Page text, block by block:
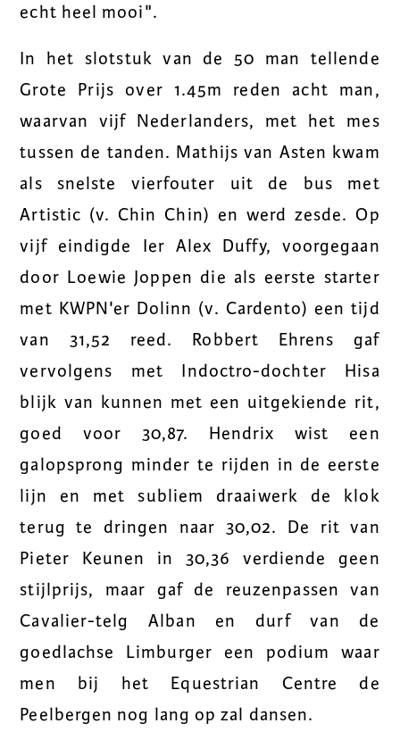
echt heel mooi".
In het slotstuk van de 50 man tellende
Grote Prijs over 1.45m reden acht man,
waarvan vijf Nederlanders, met het mes
tussen de tanden. Mathijs van Asten kwam
als snelste vierfouter uit de bus met
Artistic (v. Chin Chin) en werd zesde. Op
vijf eindigde Ier Alex Duffy, voorgegaan
door Loewie Joppen die als eerste starter
met KWPN'er Dolinn (v. Cardento) een tijd
van 31,52 reed. Robbert Ehrens gaf
vervolgens met Indoctro-dochter Hisa
blijk van kunnen met een uitgekiende rit,
goed voor 30,87. Hendrix wist een
galopsprong minder te rijden in de eerste
lijn en met subliem draaiwerk de klok
terug te dringen naar 30,02. De rit van
Pieter Keunen in 30,36 verdiende geen
stijlprijs, maar gaf de reuzenpassen van
Cavalier-telg Alban en durf van de
goedlachse Limburger een podium waar
men bij het Equestrian Centre de
Peelbergen nog lang op zal dansen.